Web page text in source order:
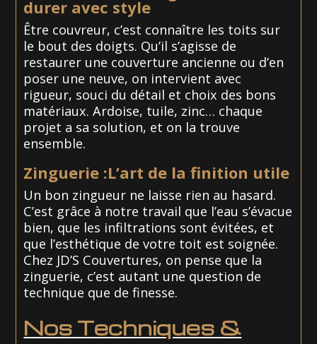
durer avec style
Être couvreur, c’est connaître les toits sur
le bout des doigts. Qu’il s’agisse de
restaurer une couverture ancienne ou d’en
poser une neuve, on intervient avec
rigueur, souci du détail et choix des bons
matériaux. Ardoise, tuile, zinc… chaque
projet a sa solution, et on la trouve
ensemble.
Zinguerie :L’art de la finition utile
Un bon zingueur ne laisse rien au hasard.
C’est grâce à notre travail que l’eau s’évacue
bien, que les infiltrations sont évitées, et
que l’esthétique de votre toit est soignée.
Chez JD’S Couvertures, on pense que la
zinguerie, c’est autant une question de
technique que de finesse.
Nos Techniques &